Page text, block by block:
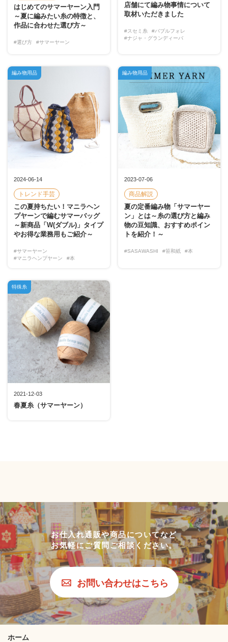
はじめてのサマーヤーン入門
～夏に編みたい糸の特徴と、
作品に合わせた選び方～
#選び方 #サマーヤーン
店舗にて編み物事情について
取材いただきました
#スセミ糸
#バブルフォレ
#ナジャ・グランディーバ
2024-06-14
トレンド手芸
この夏持ちたい！マニラヘン
プヤーンで編むサマーバッグ
～新商品「W(ダブル)」タイプ
やお得な業務用もご紹介～
#サマーヤーン
#マニラヘンプヤーン
#本
編み物用品
2023-07-06
商品解説
夏の定番編み物「サマーヤー
ン」とは～糸の選び方と編み
物の豆知識、おすすめポイン
トを紹介！～
#SASAWASHI #笹和紙 #本
編み物用品
2021-12-03
春夏糸（サマーヤーン）
特殊糸
お仕入れ通販や商品についてなど
お気軽にご質問ご相談ください。
お問い合わせはこちら
ホーム